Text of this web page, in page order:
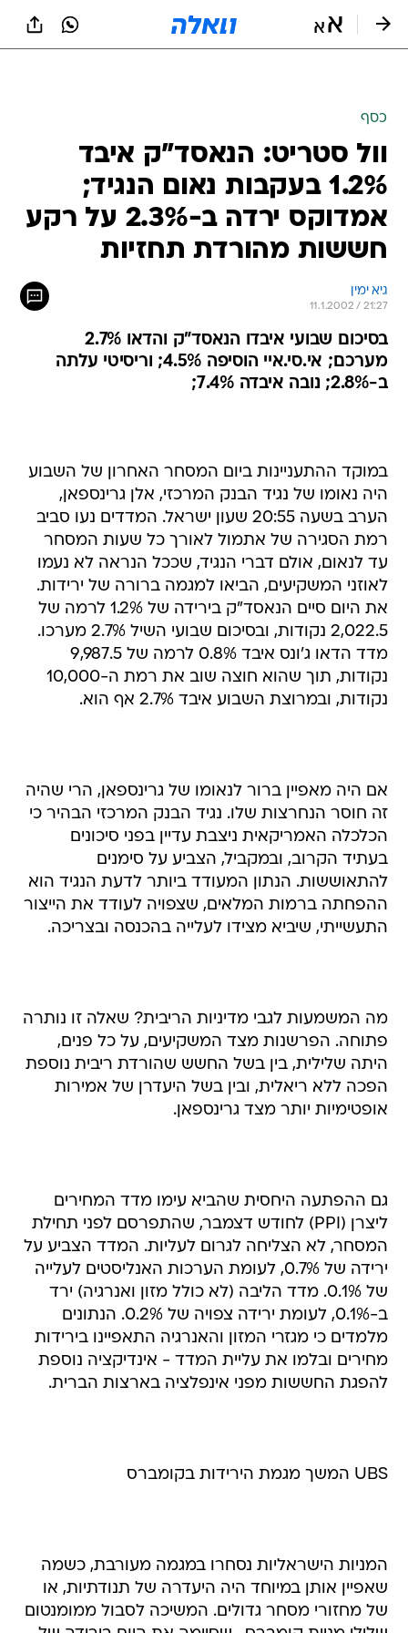
כסף
וול סטריט: הנאסד"ק איבד
1.2% בעקבות נאום הנגיד;
אמדוקס ירדה ב-2.3% על רקע
חששות מהורדת תחזיות
גיא ימין
11.1.2002 / 21:27
בסיכום שבועי איבדו הנאסד"ק והדאו 2.7%
מערכם; אי.סי.איי הוסיפה 4.5%; וריסיטי עלתה
ב-2.8%; נובה איבדה 7.4%;
במוקד ההתעניינות ביום המסחר האחרון של השבוע
היה נאומו של נגיד הבנק המרכזי, אלן גרינספאן,
הערב בשעה 20:55 שעון ישראל. המדדים נעו סביב
רמת הסגירה של אתמול לאורך כל שעות המסחר
עד לנאום, אולם דברי הנגיד, שככל הנראה לא נעמו
לאוזני המשקיעים, הביאו למגמה ברורה של ירידות.
את היום סיים הנאסד"ק בירידה של 1.2% לרמה של
2,022.5 נקודות, ובסיכום שבועי השיל 2.7% מערכו.
מדד הדאו ג'ונס איבד 0.8% לרמה של 9,987.5
נקודות, תוך שהוא חוצה שוב את רמת ה-10,000
נקודות, ובמרוצת השבוע איבד 2.7% אף הוא.
אם היה מאפיין ברור לנאומו של גרינספאן, הרי שהיה
זה חוסר הנחרצות שלו. נגיד הבנק המרכזי הבהיר כי
הכלכלה האמריקאית ניצבת עדיין בפני סיכונים
בעתיד הקרוב, ובמקביל, הצביע על סימנים
להתאוששות. הנתון המעודד ביותר לדעת הנגיד הוא
ההפחתה ברמות המלאים, שצפויה לעודד את הייצור
התעשייתי, שיביא מצידו לעלייה בהכנסה ובצריכה.
מה המשמעות לגבי מדיניות הריבית? שאלה זו נותרה
פתוחה. הפרשנות מצד המשקיעים, על כל פנים,
היתה שלילית, בין בשל החשש שהורדת ריבית נוספת
הפכה ללא ריאלית, ובין בשל היעדרן של אמירות
אופטימיות יותר מצד גרינספאן.
גם ההפתעה היחסית שהביא עימו מדד המחירים
ליצרן (PPI) לחודש דצמבר, שהתפרסם לפני תחילת
המסחר, לא הצליחה לגרום לעליות. המדד הצביע על
ירידה של 0.7%, לעומת הערכות האנליסטים לעלייה
של 0.1%. מדד הליבה (לא כולל מזון ואנרגיה) ירד
ב-0.1%, לעומת ירידה צפויה של 0.2%. הנתונים
מלמדים כי מגזרי המזון והאנרגיה התאפיינו בירידות
מחירים ובלמו את עליית המדד - אינדיקציה נוספת
להפגת החששות מפני אינפלציה בארצות הברית.
UBS המשך מגמת הירידות בקומברס
המניות הישראליות נסחרו במגמה מעורבת, כשמה
שאפיין אותן במיוחד היה היעדרה של תנודתיות, או
של מחזורי מסחר גדולים. המשיכה לסבול ממומנטום